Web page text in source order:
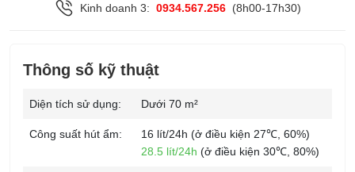
Kinh doanh 3: 0934.567.256 (8h00-17h30)
Thông số kỹ thuật
Diện tích sử dụng: Dưới 70 m²
Công suất hút ẩm:
16 lít/24h (ở điều kiện 27℃, 60%)
28.5 lít/24h (ở điều kiện 30℃, 80%)